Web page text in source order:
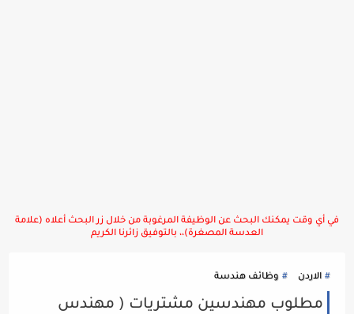
في أي وقت يمكنك البحث عن الوظيفة المرغوبة من خلال زر البحث أعلاه (علامة
العدسة المصغرة)،، بالتوفيق زائرنا الكريم
الاردن وظائف هندسة
مطلوب مهندسين مشتريات ( مهندس